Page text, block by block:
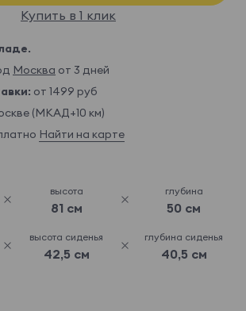
Купить в 1 клик
Москва от 3 дней
от 1499 руб
(МКАД+10 км)
Найти на карте
высота
81 см
глубина
50 см
высота сиденья
42,5 см
глубина сиденья
40,5 см